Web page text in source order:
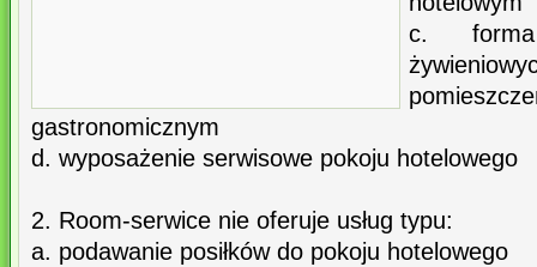
c. forma
gastronomicznym
d. wyposażenie serwisowe pokoju hotelowego
2. Room-serwice nie oferuje usług typu:
a. podawanie posiłków do pokoju hotelowego